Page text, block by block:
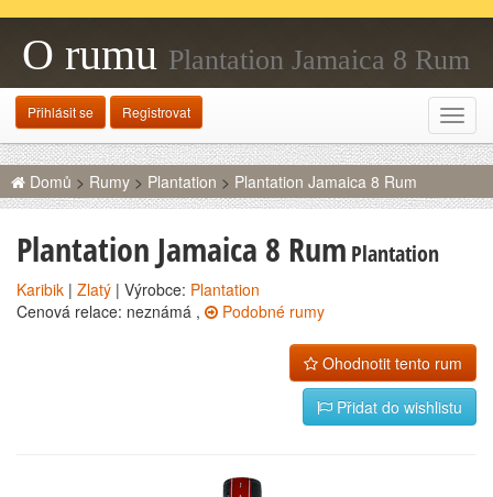
O rumu Plantation Jamaica 8 Rum
Přihlásit se Registrovat
Domů > Rumy > Plantation > Plantation Jamaica 8 Rum
Plantation Jamaica 8 Rum Plantation
Karibik | Zlatý | Výrobce: Plantation
Cenová relace: neznámá ,
Podobné rumy
Ohodnotit tento rum
Přidat do wishlistu